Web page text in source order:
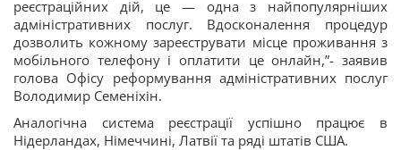
реєстраційних дій, це — одна з найпопулярніших
адміністративних послуг. Вдосконалення процедур
дозволить кожному зареєструвати місце проживання з
мобільного телефону і оплатити це онлайн,”- заявив
голова Офісу реформування адміністративних послуг
Володимир Семеніхін.
Аналогічна система реєстрації успішно працює в
Нідерландах, Німеччині, Латвії та ряді штатів США.